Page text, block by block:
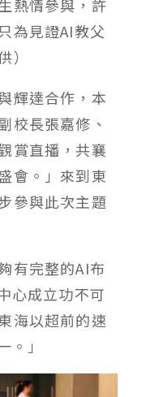
熱情參與，許
為見證AI教父
輝達合作，本
校長張嘉修、
賞直播，共襄
會。」來到東
參與此次主題
有完整的AI布
心成立功不可
海以超前的速
」